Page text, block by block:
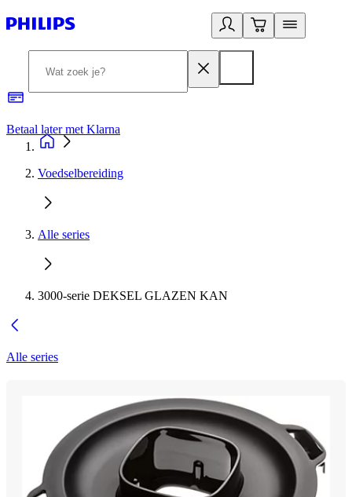
Betaal later met Klarna
Voedselbereiding
Alle series
3000-serie DEKSEL GLAZEN KAN
Alle series